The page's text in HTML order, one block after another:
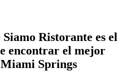
Ristorante es el
encontrar el mejor
Springs